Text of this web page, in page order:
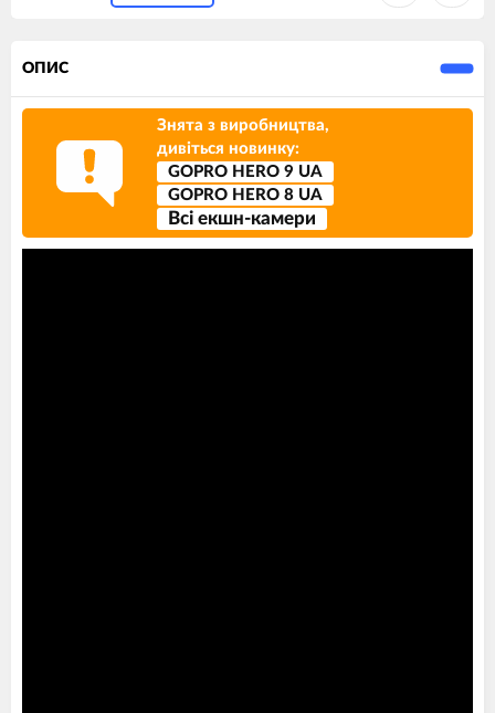
ОПИС
Знята з виробництва,
дивіться новинку:
GOPRO HERO 9 UA
GOPRO HERO 8 UA
Всi екшн-камери